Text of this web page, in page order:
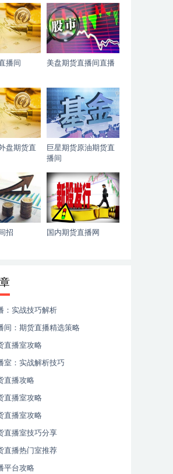
播间 美盘期货直播间直播
盘期货直
巨星期货原油期货直
播间
招 国内期货直播网
：实战技巧解析
间：期货直播精选策略
直播室攻略
室：实战解析技巧
直播攻略
直播室攻略
直播室攻略
直播室技巧分享
直播热门室推荐
平台攻略